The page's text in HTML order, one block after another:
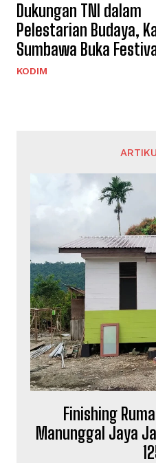
Dukungan TNI dalam
Pelestarian Budaya,
Sumbawa Buka
KODIM
Finishing
Manunggal Jaya